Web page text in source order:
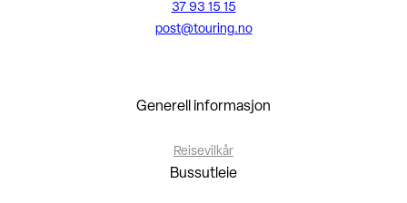
37 93 15 15
post@touring.no
Generell informasjon
Reisevilkår
Bussutleie